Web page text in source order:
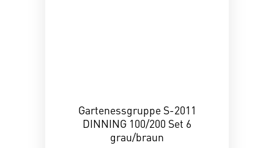
Gartenessgruppe S-2011
DINNING 100/200 Set 6
grau/braun